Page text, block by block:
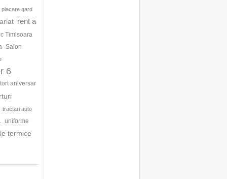
placare gard
rent a
Timisoara
Salon
6
tort aniversar
tractari auto
uniforme
termice